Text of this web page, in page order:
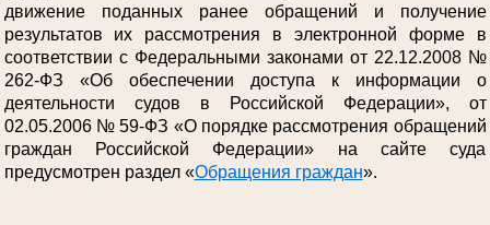
движение поданных ранее обращений и получение
результатов их рассмотрения в электронной форме в
соответствии с Федеральными законами от 22.12.2008 №
262-ФЗ «Об обеспечении доступа к информации о
деятельности судов в Российской Федерации», от
02.05.2006 № 59-ФЗ «О порядке рассмотрения обращений
граждан Российской Федерации» на сайте суда
предусмотрен раздел «Обращения граждан».